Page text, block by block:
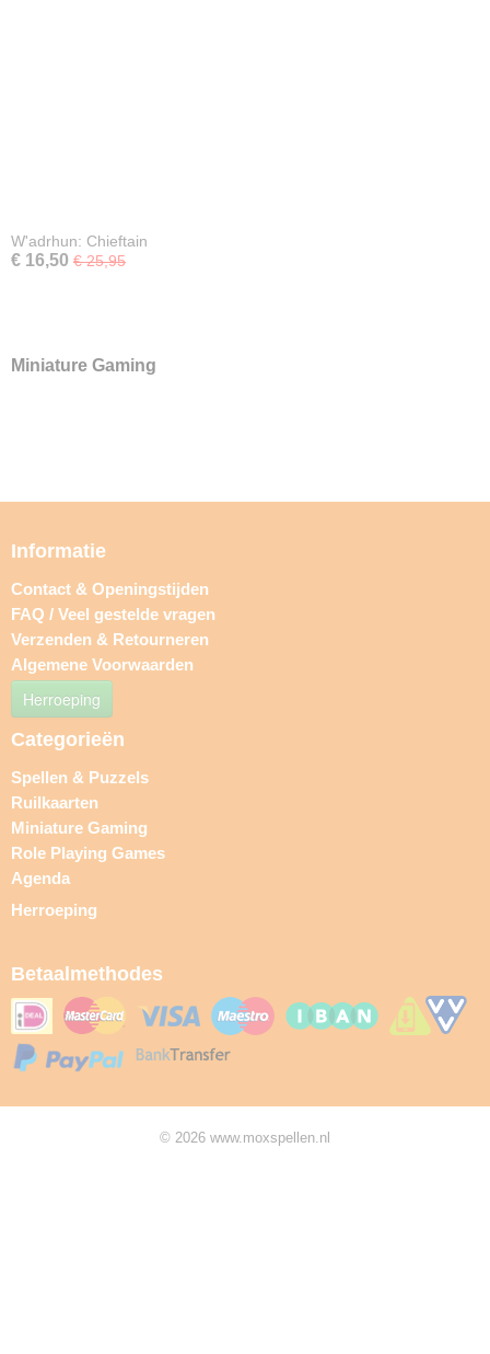
W'adrhun: Chieftain
€ 16,50 € 25,95
Miniature Gaming
Informatie
Contact & Openingstijden
FAQ / Veel gestelde vragen
Verzenden & Retourneren
Algemene Voorwaarden
Herroeping
Categorieën
Spellen & Puzzels
Ruilkaarten
Miniature Gaming
Role Playing Games
Agenda
Herroeping
Betaalmethodes
© 2026 www.moxspellen.nl